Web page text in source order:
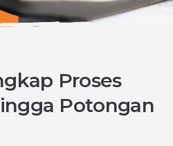
Proses
Potongan